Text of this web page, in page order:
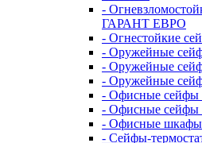
-
ГАРАНТ ЕВРО
- Огнестойкие
- Оружейные
- Оружейные
- Оружейные
- Офисные сейфы
- Офисные
- Офисные
- Сейфы-